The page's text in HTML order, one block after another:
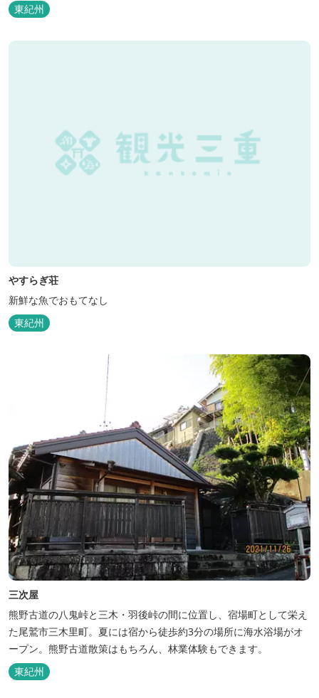
東紀州
やすらぎ荘
新鮮な魚でおもてなし
東紀州
三次屋
熊野古道の八鬼峠と三木・羽後峠の間に位置し、宿場町として栄え
た尾鷲市三木里町。夏には宿から徒歩約3分の場所に海水浴場がオ
ープン。熊野古道散策はもちろん、林業体験もできます。
東紀州